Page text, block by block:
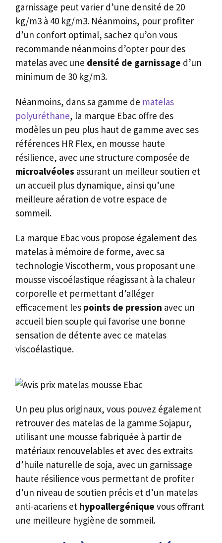
garnissage peut varier d’une densité de 20
kg/m3 à 40 kg/m3. Néanmoins, pour profiter
d’un confort optimal, sachez qu’on vous
recommande néanmoins d’opter pour des
matelas avec une densité de garnissage d’un
minimum de 30 kg/m3.
Néanmoins, dans sa gamme de matelas
polyuréthane, la marque Ebac offre des
modèles un peu plus haut de gamme avec ses
références HR Flex, en mousse haute
résilience, avec une structure composée de
microalvéoles assurant un meilleur soutien et
un accueil plus dynamique, ainsi qu’une
meilleure aération de votre espace de
sommeil.
La marque Ebac vous propose également des
matelas à mémoire de forme, avec sa
technologie Viscotherm, vous proposant une
mousse viscoélastique réagissant à la chaleur
corporelle et permettant d’alléger
efficacement les points de pression avec un
accueil bien souple qui favorise une bonne
sensation de détente avec ce matelas
viscoélastique.
Un peu plus originaux, vous pouvez également
retrouver des matelas de la gamme Sojapur,
utilisant une mousse fabriquée à partir de
matériaux renouvelables et avec des extraits
d’huile naturelle de soja, avec un garnissage
haute résilience vous permettant de profiter
d’un niveau de soutien précis et d’un matelas
anti-acariens et hypoallergénique vous offrant
une meilleure hygiène de sommeil.